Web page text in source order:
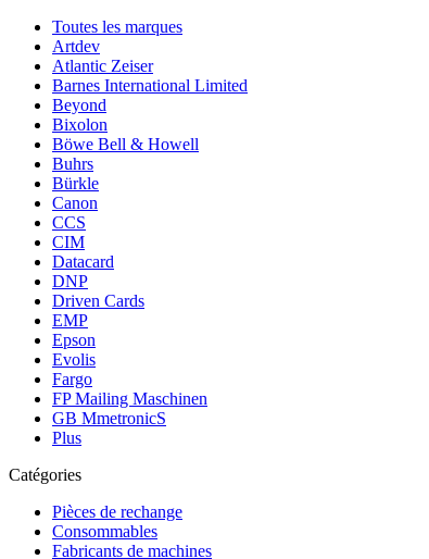
Toutes les marques
Artdev
Atlantic Zeiser
Barnes International Limited
Beyond
Bixolon
Böwe Bell & Howell
Buhrs
Bürkle
Canon
CCS
CIM
Datacard
DNP
Driven Cards
EMP
Epson
Evolis
Fargo
FP Mailing Maschinen
GB MmetronicS
Plus
Catégories
Pièces de rechange
Consommables
Fabricants de machines